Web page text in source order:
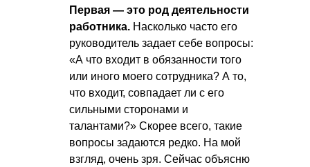
Первая — это род деятельности
работника. Насколько часто его
руководитель задает себе вопросы:
«А что входит в обязанности того
или иного моего сотрудника? А то,
что входит, совпадает ли с его
сильными сторонами и
талантами?» Скорее всего, такие
вопросы задаются редко. На мой
взгляд, очень зря. Сейчас объясню